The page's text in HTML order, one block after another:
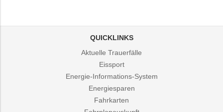
QUICKLINKS
Aktuelle Trauerfälle
Eissport
Energie-Informations-System
Energiesparen
Fahrkarten